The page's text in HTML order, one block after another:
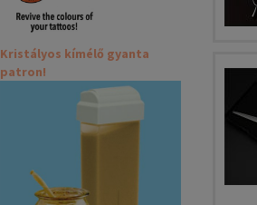
Kristályos kímélő gyanta
patron!